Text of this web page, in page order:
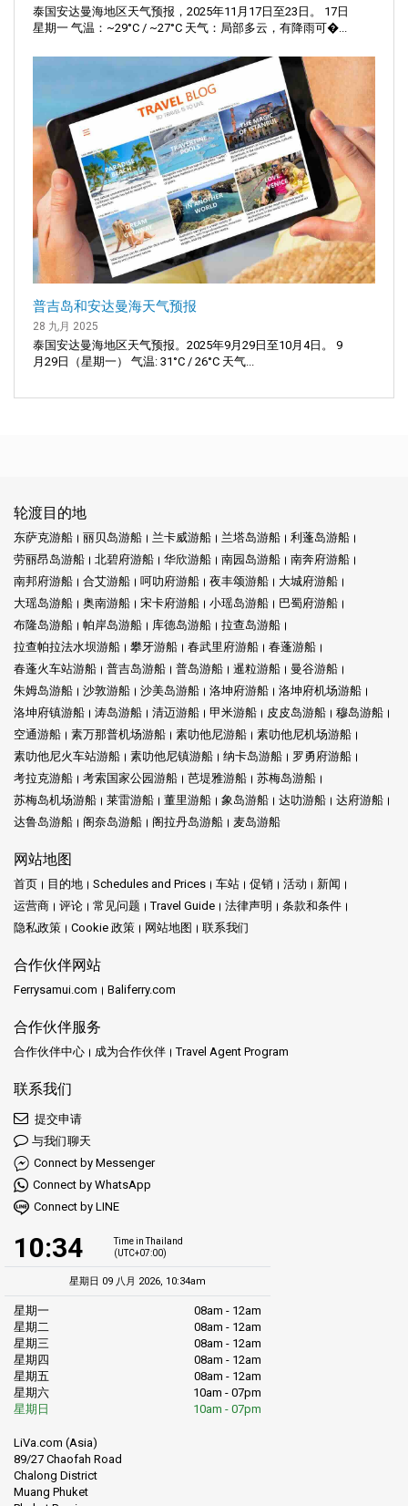
泰国安达曼海地区天气预报，2025年11月17日至23日。 17日
星期一 气温：~29°C / ~27°C 天气：局部多云，有降雨可�...
普吉岛和安达曼海天气预报
28 九月 2025
泰国安达曼海地区天气预报。2025年9月29日至10月4日。 9
月29日（星期一） 气温: 31°C / 26°C 天气...
轮渡目的地
东萨克游船 丽贝岛游船 兰卡威游船 兰塔岛游船
利蓬岛游船
劳丽昂岛游船
北碧府游船 华欣游船 南园岛游船
南奔府游船
南邦府游船
合艾游船 呵叻府游船 夜丰颂游船
大城府游船
大瑶岛游船
奥南游船 宋卡府游船 小瑶岛游船
巴蜀府游船
布隆岛游船
帕岸岛游船 库德岛游船
拉查岛游船
拉查帕拉法水坝游船
攀牙游船 春武里府游船
春蓬游船
春蓬火车站游船
普吉岛游船 普岛游船 暹粒游船
曼谷游船
朱姆岛游船
沙敦游船 沙美岛游船 洛坤府游船
洛坤府机场游船
洛坤府镇游船
涛岛游船 清迈游船 甲米游船 皮皮岛游船
穆岛游船
空通游船
素万那普机场游船 素叻他尼游船
素叻他尼机场游船
素叻他尼火车站游船
素叻他尼镇游船 纳卡岛游船
罗勇府游船
考拉克游船
考索国家公园游船 芭堤雅游船
苏梅岛游船
苏梅岛机场游船
莱雷游船 董里游船 象岛游船 达叻游船
达府游船
达鲁岛游船
阁奈岛游船 阁拉丹岛游船 麦岛游船
网站地图
首页 目的地 Schedules and Prices 车站 促销 活动
新闻
运营商
评论 常见问题 Travel Guide 法律声明
条款和条件
隐私政策
Cookie 政策 网站地图 联系我们
合作伙伴网站
Ferrysamui.com Baliferry.com
合作伙伴服务
合作伙伴中心 成为合作伙伴 Travel Agent Program
联系我们
提交申请
与我们聊天
Connect by Messenger
Connect by WhatsApp
Connect by LINE
10:34
Time in Thailand
(UTC+07:00)
星期日 09 八月 2026, 10:34am
星期一
08am - 12am
星期二
08am - 12am
星期三
08am - 12am
星期四
08am - 12am
星期五
08am - 12am
星期六
10am - 07pm
星期日
10am - 07pm
LiVa.com (Asia)
89/27 Chaofah Road
Chalong District
Muang Phuket